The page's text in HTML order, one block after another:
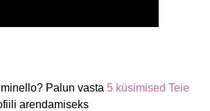
Palun vasta 5 küsimised Teie
arendamiseks